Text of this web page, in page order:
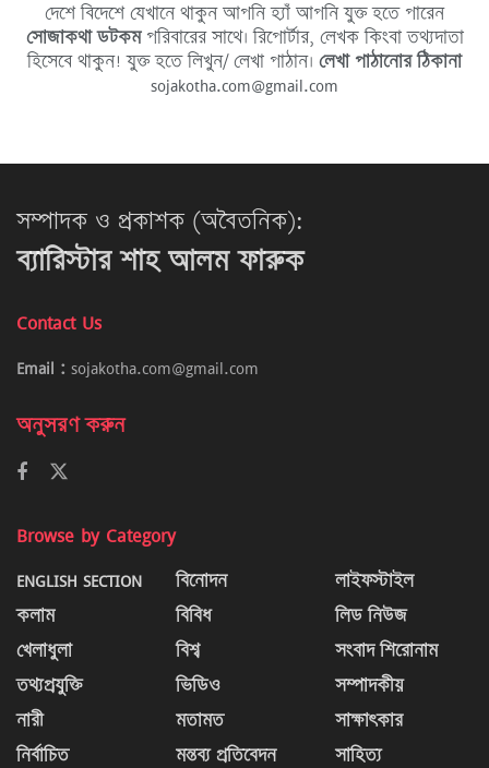
দেশে বিদেশে যেখানে থাকুন আপনি হ্যাঁ আপনি যুক্ত হতে পারেন
সোজাকথা ডটকমপরিবারের সাথে। রিপোর্টার, লেখক কিংবা তথ্যদাতা
হিসেবে থাকুন! যুক্ত হতে লিখুন/ লেখা পাঠান। লেখা পাঠানোর ঠিকানা
sojakotha.com@gmail.com
সম্পাদক ও প্রকাশক (অবৈতনিক):
ব্যারিস্টার শাহ আলম ফারুক
Contact Us
Email : sojakotha.com@gmail.com
অনুসরণ করুন
Browse by Category
ENGLISH SECTION
কলাম
খেলাধুলা
তথ্যপ্রযুক্তি
নারী
নির্বাচিত
বিনোদন
বিবিধ
বিশ্ব
ভিডিও
মতামত
মন্তব্য প্রতিবেদন
লাইফস্টাইল
লিড নিউজ
সংবাদ শিরোনাম
সম্পাদকীয়
সাক্ষাৎকার
সাহিত্য